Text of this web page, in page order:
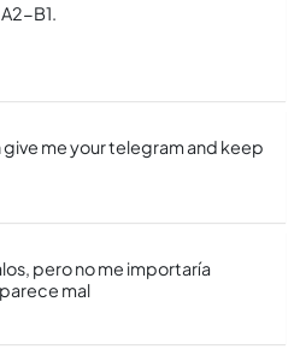
B1.
me your telegram and keep
pero no me importaría
mal